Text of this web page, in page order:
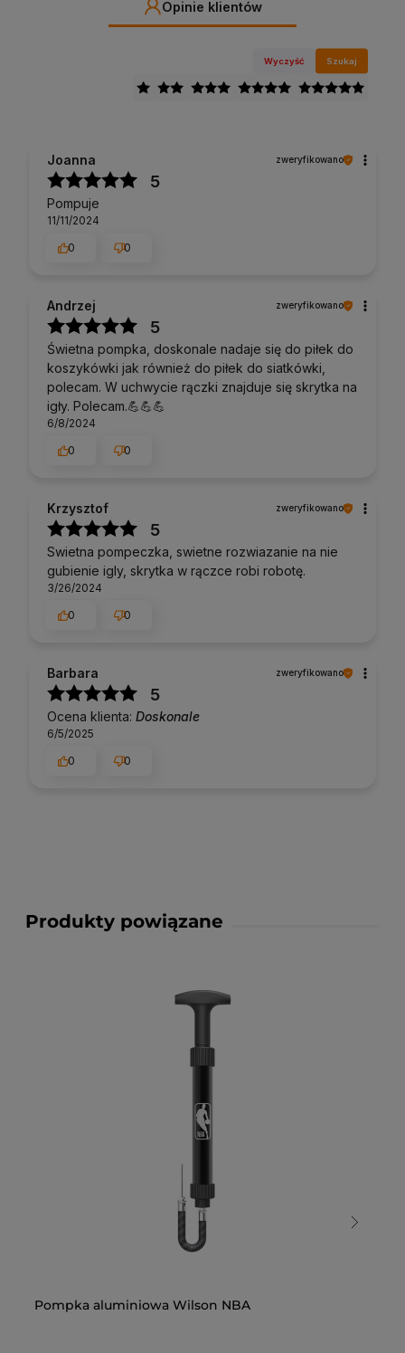
Opinie klientów
Wyczyść Szukaj
Joanna zweryfikowano
5
Pompuje
11/11/2024
0
0
Andrzej zweryfikowano
5
Świetna pompka, doskonale nadaje się do piłek do
koszykówki jak również do piłek do siatkówki,
polecam. W uchwycie rączki znajduje się skrytka na
igły. Polecam.💪💪💪
6/8/2024
0
0
Krzysztof zweryfikowano
5
Swietna pompeczka, swietne rozwiazanie na nie
gubienie igly, skrytka w rączce robi robotę.
3/26/2024
0
0
Barbara zweryfikowano
5
Ocena klienta: Doskonale
6/5/2025
0
0
Produkty powiązane
Pompka aluminiowa Wilson NBA